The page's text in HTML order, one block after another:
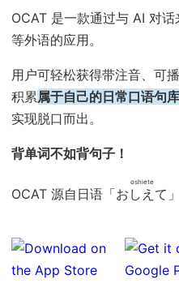
OCAT 是一款通过与 AI 对话
等外语的应用。
用户可轻松获得带注音、可
积累属于自己的日常口语句库
实现脱口而出。
背单词不如背句子！
OCAT 源自日语「おしえて
oshiete